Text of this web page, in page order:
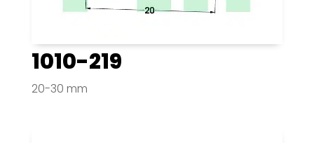
1010-219
20-30 mm